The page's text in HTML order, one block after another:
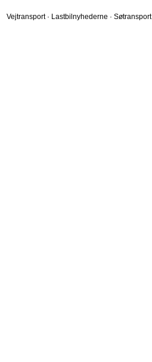
Vejtransport · Lastbilnyhederne · Søtransport